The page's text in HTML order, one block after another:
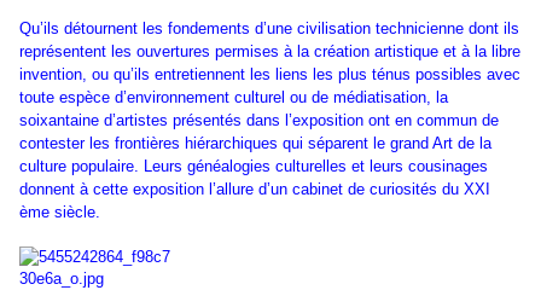
Qu’ils détournent les fondements d’une civilisation technicienne dont ils
représentent les ouvertures permises à la création artistique et à la libre
invention, ou qu’ils entretiennent les liens les plus ténus possibles avec
toute espèce d’environnement culturel ou de médiatisation, la
soixantaine d’artistes présentés dans l’exposition ont en commun de
contester les frontières hiérarchiques qui séparent le grand Art de la
culture populaire. Leurs généalogies culturelles et leurs cousinages
donnent à cette exposition l’allure d’un cabinet de curiosités du XXI
ème siècle.